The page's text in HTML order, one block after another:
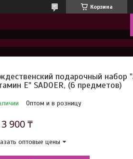
Корзина
подарочный набор
Е" SADOER, (6 предметов)
Оптом и в розницу
3 900 ₸
оптовые цены